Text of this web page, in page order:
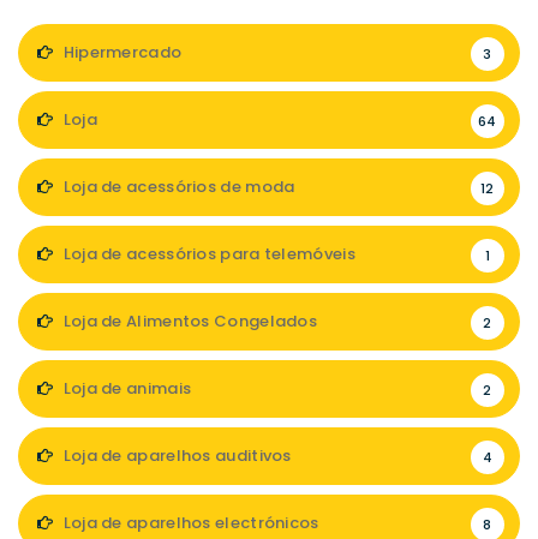
Hipermercado 3
Loja 64
Loja de acessórios de moda 12
Loja de acessórios para telemóveis 1
Loja de Alimentos Congelados 2
Loja de animais 2
Loja de aparelhos auditivos 4
Loja de aparelhos electrónicos 8